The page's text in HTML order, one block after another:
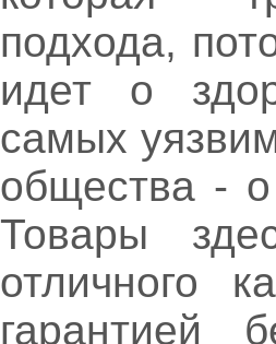
подхода,
идет о
самых
общества -
Товары
отличного
гарантией